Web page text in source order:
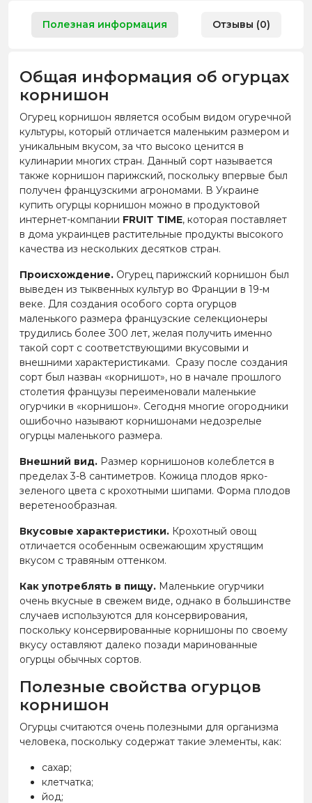
Полезная информация Отзывы (0)
Общая информация об огурцах
корнишон
Огурец корнишон является особым видом огуречной
культуры, который отличается маленьким размером и
уникальным вкусом, за что высоко ценится в
кулинарии многих стран. Данный сорт называется
также корнишон парижский, поскольку впервые был
получен французскими агрономами. В Украине
купить огурцы корнишон можно в продуктовой
интернет-компании FRUIT TIME, которая поставляет
в дома украинцев растительные продукты высокого
качества из нескольких десятков стран.
Происхождение. Огурец парижский корнишон был
выведен из тыквенных культур во Франции в 19-м
веке. Для создания особого сорта огурцов
маленького размера французские селекционеры
трудились более 300 лет, желая получить именно
такой сорт с соответствующими вкусовыми и
внешними характеристиками. Сразу после создания
сорт был назван «корнишот», но в начале прошлого
столетия французы переименовали маленькие
огурчики в «корнишон». Сегодня многие огородники
ошибочно называют корнишонами недозрелые
огурцы маленького размера.
Внешний вид. Размер корнишонов колеблется в
пределах 3-8 сантиметров. Кожица плодов ярко-
зеленого цвета с крохотными шипами. Форма плодов
веретенообразная.
Вкусовые характеристики. Крохотный овощ
отличается особенным освежающим хрустящим
вкусом с травяным оттенком.
Как употреблять в пищу. Маленькие огурчики
очень вкусные в свежем виде, однако в большинстве
случаев используются для консервирования,
поскольку консервированные корнишоны по своему
вкусу оставляют далеко позади маринованные
огурцы обычных сортов.
Полезные свойства огурцов
корнишон
Огурцы считаются очень полезными для организма
человека, поскольку содержат такие элементы, как:
сахар;
клетчатка;
йод;